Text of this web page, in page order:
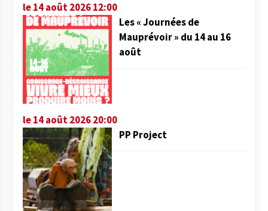
le 14 août 2026 12:00
Les « Journées de
Mauprévoir » du 14 au 16
août
le 14 août 2026 20:00
PP Project